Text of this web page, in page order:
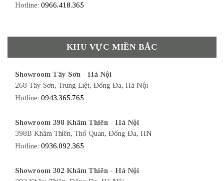
Hotline: 0966.418.365
KHU VỰC MIỀN BẮC
Showroom Tây Sơn - Hà Nội
268 Tây Sơn, Trung Liệt, Đống Đa, Hà Nội
Hotline: 0943.365.765
Showroom 398 Khâm Thiên - Hà Nội
398B Khâm Thiên, Thổ Quan, Đống Đa, HN
Hotline: 0936.092.365
Showroom 302 Khâm Thiên - Hà Nội